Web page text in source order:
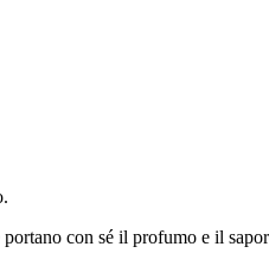
con sé il profumo e il